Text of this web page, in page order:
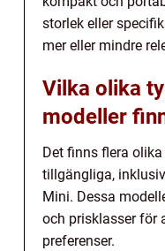
storlek eller
mer eller mindre
Vilka olika
modeller
Det finns flera
tillgängliga,
Mini. Dessa
och prisklasser för
preferenser.